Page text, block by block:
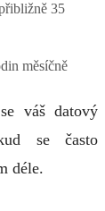
35
měsíčně
váš datový
se často
déle.